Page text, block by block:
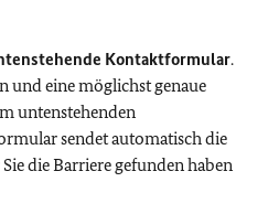
Kontaktformular.
und eine möglichst genaue
untenstehenden
sendet automatisch die
die Barriere gefunden haben